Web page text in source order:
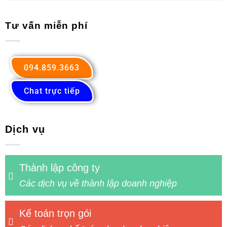
Tư vấn miễn phí
094.859.3663
Chat trực tiếp
Dịch vụ
Thành lập công ty
Các dịch vụ về thành lập doanh nghiệp
Kế toán trọn gói